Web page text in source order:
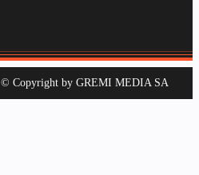
© Copyright by GREMI MEDIA SA